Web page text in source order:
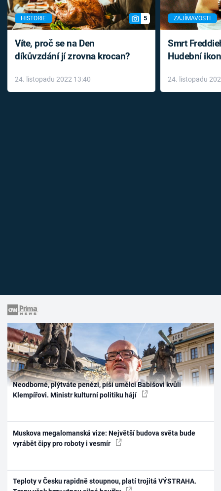
HISTORIE 5
Víte, proč se na Den
díkůvzdání jí zrovna krocan?
24. listopadu 2022 13:40
ZAJÍMAVOSTI
Smrt
Hudební
léky
24. listopadu
Neodborné, plýtváte penězi, píší umělci Babišovi kvůli
Klempířovi. Ministr kulturní politiku hájí
Muskova megalomanská vize: Největší budova světa bude
vyrábět čipy pro roboty i vesmír
Teploty v Česku rapidně stoupnou, platí trojitá VÝSTRAHA.